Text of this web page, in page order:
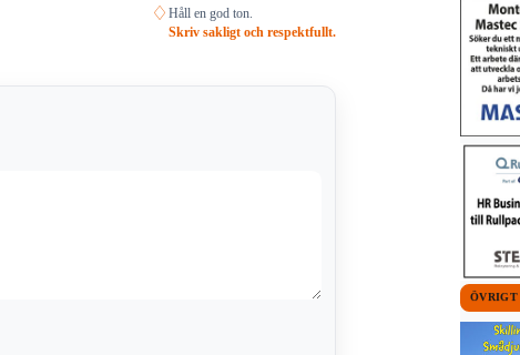
♢ Håll en god ton.
Skriv sakligt och respektfullt.
ÖVRIGT